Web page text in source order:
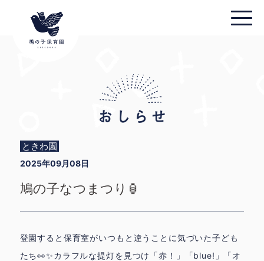
ときわ園
2025年09月08日
鳩の子なつまつり🏮
登園すると保育室がいつもと違うことに気づいた子ども
たち👀✨カラフルな提灯を見つけ「赤！」「blue!」「オ